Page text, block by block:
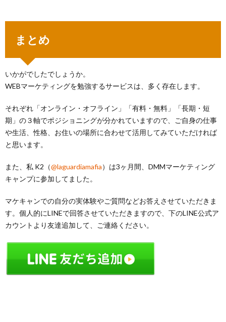
まとめ
いかがでしたでしょうか。
WEBマーケティングを勉強するサービスは、多く存在します。
それぞれ「オンライン・オフライン」「有料・無料」「長期・短
期」の３軸でポジショニングが分かれていますので、ご自身の仕事
や生活、性格、お住いの場所に合わせて活用してみていただければ
と思います。
また、私 K2（@laguardiamafia）は3ヶ月間、DMMマーケティング
キャンプに参加してました。
マケキャンでの自分の実体験やご質問などお答えさせていただきま
す。個人的にLINEで回答させていただきますので、下のLINE公式ア
カウントより友達追加して、ご連絡ください。